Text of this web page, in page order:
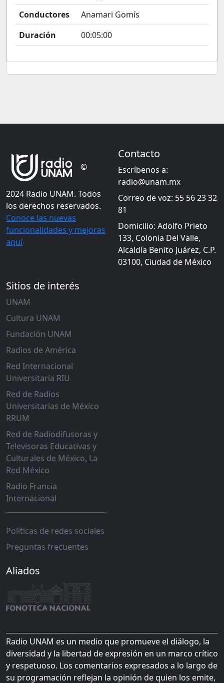
Conductores
Anamari Gomís
Duración
00:05:00
©
2024 Radio UNAM. Todos
los derechos reservados.
Conoce las nuevas
funcionalidades y mejoras
aquí
Contacto
Escríbenos a:
radio@unam.mx
Correo de voz: 55 56 23 32
81
Domicilio: Adolfo Prieto
133, Colonia Del Valle,
Alcaldía Benito Juárez, C.P.
03100, Ciudad de México
Sitios de interés
UNAM
Cultura UNAM
Fundación UNAM
Radios de América
Red Internacional
Universitaria RIU
Red de Radios
Universitarias de México
RRUM
Red de Radiodifusoras y
Televisoras Educativas y
Culturales de México, La
Red México
Radio Francia
Internacional
Políticas de redes sociales
Preguntas frecuentes
Aliados
Radio UNAM es un medio que promueve el diálogo, la
diversidad y la libertad de expresión en un marco crítico
y respetuoso. Los comentarios expresados a lo largo de
su programación reflejan la opinión de quien los emite,